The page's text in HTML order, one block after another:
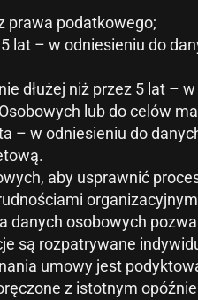
prawa podatkowego;
lat – w odniesieniu do
dłużej niż przez 5 lat –
lub do celów
– w odniesieniu do
aby usprawnić
osobowych
są rozpatrywane
umowy jest
z istotnym